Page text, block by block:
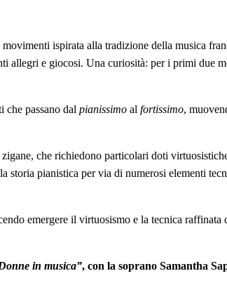
ispirata alla tradizione della musica
allegri e giocosi. Una curiosità: per i primi due
che passano dal pianissimo al fortissimo,
che richiedono particolari doti
storia pianistica per via di numerosi elementi
emergere il virtuosismo e la tecnica
in musica”, con la soprano Samantha